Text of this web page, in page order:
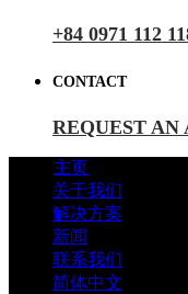
+84 0971 112
CONTACT
REQUEST
主页
关于我们
解决方案
新闻
联系我们
简体中文